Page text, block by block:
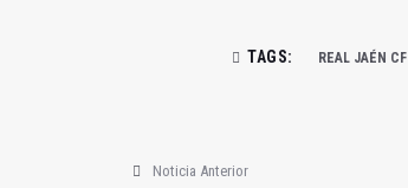
TAGS: REAL JAÉN CF
Noticia Anterior